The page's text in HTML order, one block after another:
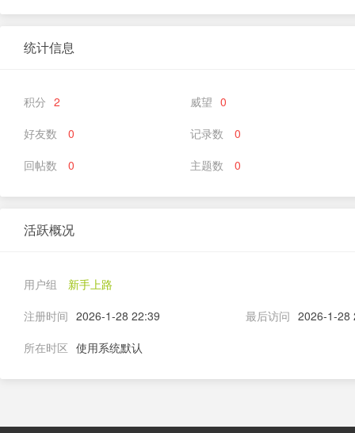
统计信息
积分 2 威望 0
好友数
0 记录数
0
回帖数
0 主题数 0
活跃概况
用户组
新手上路
注册时间 2026-1-28 22:39 最后访问 2026-1-28
所在时区 使用系统默认